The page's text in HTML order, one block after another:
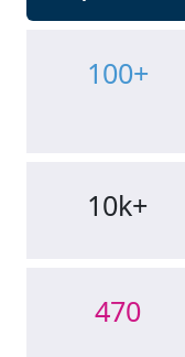
100+
10k+
470